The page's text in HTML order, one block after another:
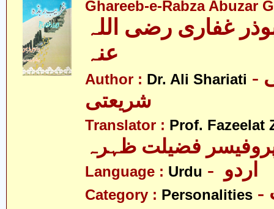
Ghareeb-e-Rabza Abuzar
غفاری رضی اللہ
عنہ
Author : Dr. Ali Shariati - ڈاکٹر علی
شریعتی
Translator : Prof. Fazeelat
فضیلت ظہرہ
Language : Urdu
Category : Personalities